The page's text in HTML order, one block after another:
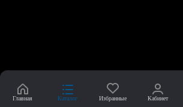
Главная Каталог Избранные Кабинет